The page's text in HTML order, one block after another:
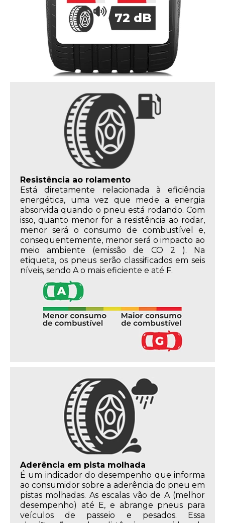
72 dB
Resistência ao rolamento
Está diretamente relacionada à eficiência
energética, uma vez que mede a energia
absorvida quando o pneu está rodando. Com
isso, quanto menor for a resistência ao rodar,
menor será o consumo de combustível e,
consequentemente, menor será o impacto ao
meio ambiente (emissão de CO 2 ). Na
etiqueta, os pneus serão classificados em seis
níveis, sendo A o mais eficiente e até F.
Aderência em pista molhada
É um indicador do desempenho que informa
ao consumidor sobre a aderência do pneu em
pistas molhadas. As escalas vão de A (melhor
desempenho) até E, e abrange pneus para
veículos de passeio e pesados. Essa